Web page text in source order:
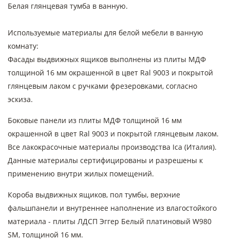
Белая глянцевая тумба в ванную.
Используемые материалы для белой мебели в ванную
комнату:
Фасады выдвижных ящиков выполнены из плиты МДФ
толщиной 16 мм окрашенной в цвет Ral 9003 и покрытой
глянцевым лаком c ручками фрезеровками, согласно
эскиза.
Боковые панели из плиты МДФ толщиной 16 мм
окрашенной в цвет Ral 9003 и покрытой глянцевым лаком.
Все лакокрасочные материалы производства Ica (Италия).
Данные материалы сертифицированы и разрешены к
применению внутри жилых помещений.
Короба выдвижных ящиков, пол тумбы, верхние
фальшпанели и внутреннее наполнение из влагостойкого
материала - плиты ЛДСП Эггер Белый платиновый W980
SM, толщиной 16 мм.